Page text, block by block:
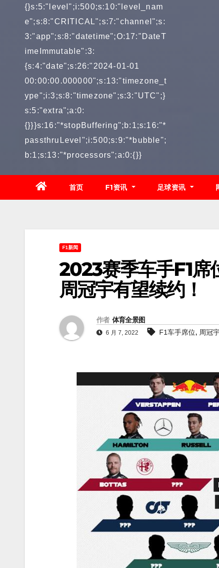
{}s:5:"level";i:500;s:10:"level_nam
e";s:8:"CRITICAL";s:7:"channel";s:
3:"app";s:8:"datetime";O:17:"DateT
imeImmutable":3:
{s:4:"date";s:26:"2024-01-01
00:00:00.000000";s:13:"timezone_t
ype";i:3;s:8:"timezone";s:3:"UTC";}
s:5:"extra";a:0:
{}}}s:16:"*stopBuffering";b:1;s:16:"*
passthruLevel";i:500;s:9:"*bubble";
b:1;s:13:"*processors";a:0:{}}
首页 F1资讯 足球资讯
F1新闻
2023赛季车手F1席
周冠宇有望续约！
作者 体育全景图
6 月 7, 2022 F1车手席位, 周冠